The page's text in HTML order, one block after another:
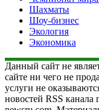
Шахматы
Шоу-бизнес
Экология
Экономика
Данный сайт не
сайте ни чего не
услуги не
новостей RSS канала